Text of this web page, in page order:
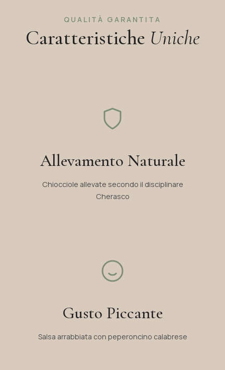
QUALITÀ GARANTITA
Caratteristiche Uniche
Allevamento Naturale
Chiocciole allevate secondo il disciplinare
Cherasco
Gusto Piccante
Salsa arrabbiata con peperoncino calabrese